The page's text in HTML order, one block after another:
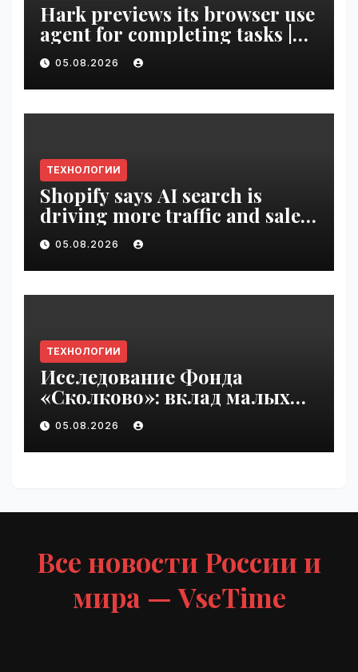
Hark previews its browser use
agent for completing tasks |
VseTime.ru
05.08.2026
ТЕХНОЛОГИИ
Shopify says AI search is
driving more traffic and sales,
not replacing Google |
VseTime.ru
05.08.2026
ТЕХНОЛОГИИ
Исследование Фонда
«Сколково»: вклад малых
технологических компаний
в добавленную стоимость
высокотеха вырос вдвое за
05.08.2026
Все новости России и
мира — VseTime